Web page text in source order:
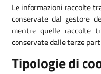
Le informazioni raccolte
conservate dal gestore
mentre quelle raccolte
conservate dalle terze
Tipologie di